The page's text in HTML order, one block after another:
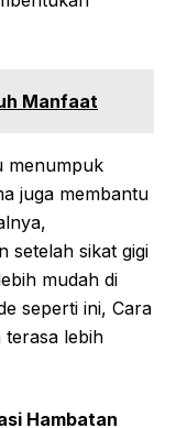
Manfaat
menumpuk
juga membantu
setelah sikat gigi
mudah di
seperti ini, Cara
terasa lebih
Hambatan